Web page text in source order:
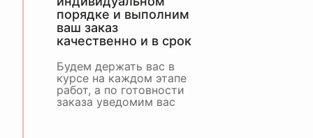
порядке и выполним
ваш заказ
качественно и в срок
Будем держать вас в
курсе на каждом этапе
работ, а по готовности
заказа уведомим вас